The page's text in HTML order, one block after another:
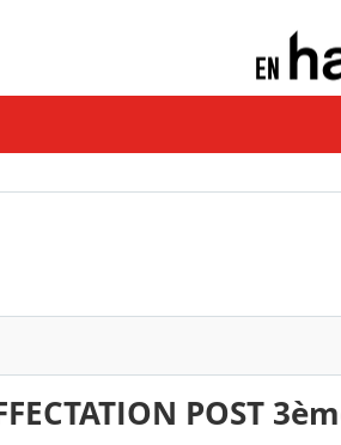
POST